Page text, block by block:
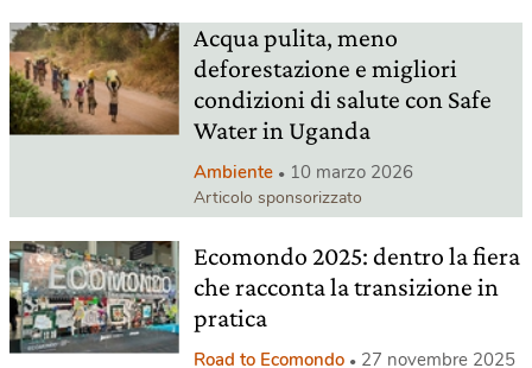
Acqua pulita, meno
deforestazione e migliori
condizioni di salute con Safe
Water in Uganda
Ambiente 10 marzo 2026
Articolo sponsorizzato
Ecomondo 2025: dentro la fiera
che racconta la transizione in
pratica
Road to Ecomondo 27 novembre 2025